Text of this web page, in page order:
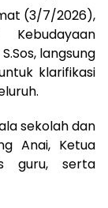
(3/7/2026),
langsung
klarifikasi
sekolah dan
Anai, Ketua
guru, serta